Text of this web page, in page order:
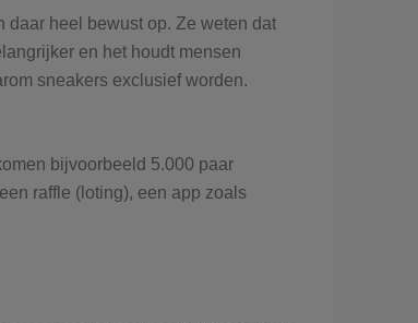
daar heel bewust op. Ze weten dat
en het houdt mensen
sneakers exclusief worden.
bijvoorbeeld 5.000 paar
raffle (loting), een app zoals